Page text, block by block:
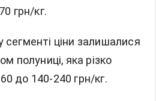
грн/кг.
ціни залишалися
полуниці, яка різко
до 140-240 грн/кг.